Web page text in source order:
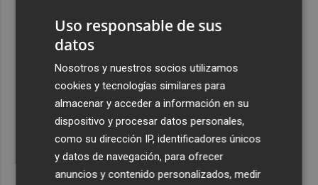
accionista de ACS y eleva su participación al 15%
La Femp se coordina con los gobiernos locales para el
eclipse solar del 12 de agosto
El incendio del Cerro Maestre de Jumilla activa el Plan
Infomur en situación 1
Uso responsable de sus
datos
Nosotros y nuestros socios utilizamos
cookies y tecnologías similares para
almacenar y acceder a información en su
dispositivo y procesar datos personales,
como su dirección IP, identificadores únicos
y datos de navegación, para ofrecer
anuncios y contenido personalizados, medir